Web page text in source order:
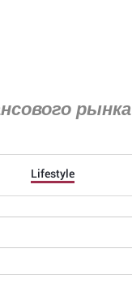
рынка
Lifestyle